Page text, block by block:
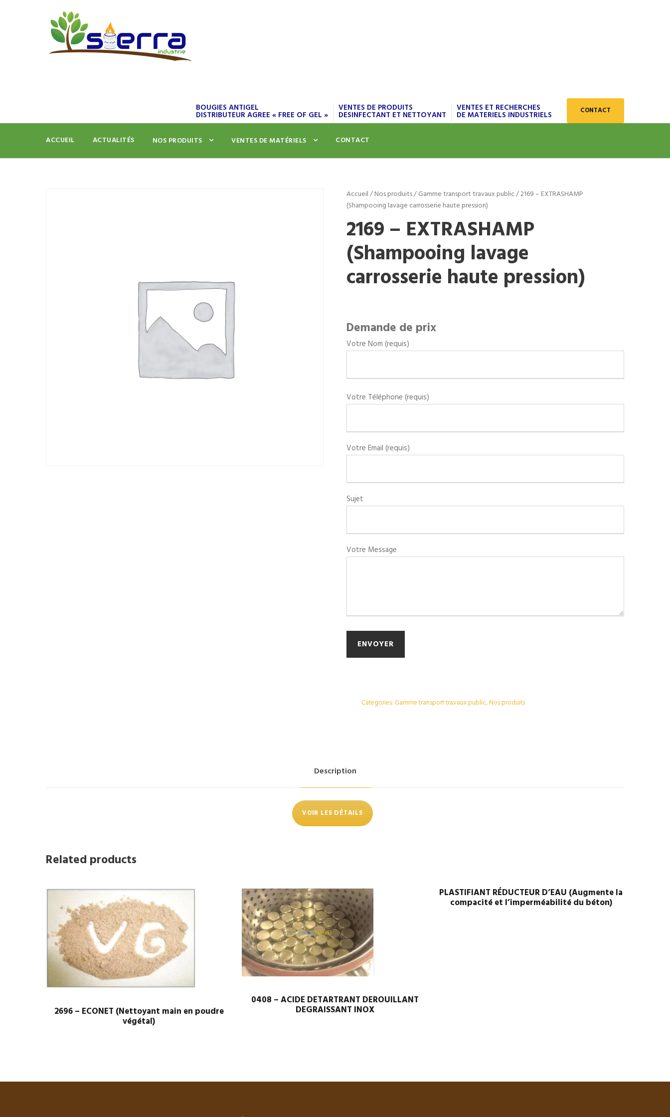
BOUGIES ANTIGEL
DISTRIBUTEUR AGREE « FREE OF GEL »
VENTES DE PRODUITS
DESINFECTANT ET NETTOYANT
VENTES ET RECHERCHES
DE MATERIELS INDUSTRIELS CONTACT
ACCUEIL ACTUALITÉS NOS PRODUITS VENTES DE MATÉRIELS CONTACT
Accueil/Nos produits/Gamme transport travaux public/ 2169 – EXTRASHAMP
(Shampooing lavage carrosserie haute pression)
2169 – EXTRASHAMP
(Shampooing lavage
carrosserie haute pression)
Demande de prix
Votre Nom (requis)
Votre Téléphone (requis)
Votre Email (requis)
Sujet
Votre Message
Categories: Gamme transport travaux public,Nos produits
Description
VOIR LES DÉTAILS
Related products
2696 – ECONET (Nettoyant main en poudre
végétal)
0408 – ACIDE DETARTRANT DEROUILLANT
DEGRAISSANT INOX
PLASTIFIANT RÉDUCTEUR D’EAU (Augmente la
compacité et l’imperméabilité du béton)